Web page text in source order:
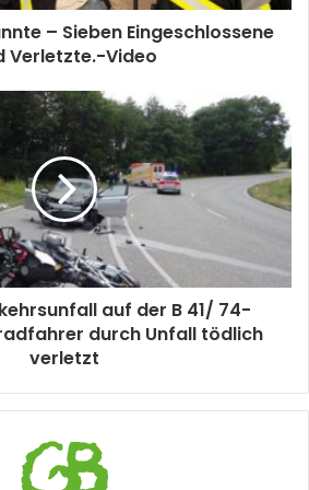
– Sieben Eingeschlossene
Verletzte.-Video
auf der B 41/ 74-
durch Unfall tödlich
verletzt